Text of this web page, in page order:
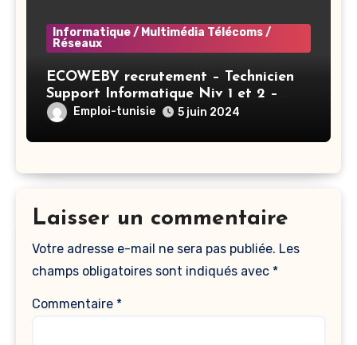
Informatique / Multimédia Télécoms /
Réseaux
ECOWEBY recrutement – Technicien
Support Informatique Niv 1 et 2 –
TunisEmploi-tunisie 5 juin 2024
Laisser un commentaire
Votre adresse e-mail ne sera pas publiée. Les
champs obligatoires sont indiqués avec *
Commentaire *